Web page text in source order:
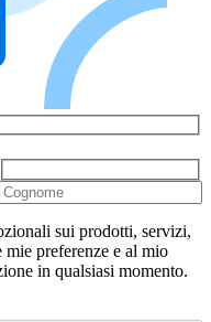
sui prodotti, servizi,
preferenze e al mio
in qualsiasi momento.